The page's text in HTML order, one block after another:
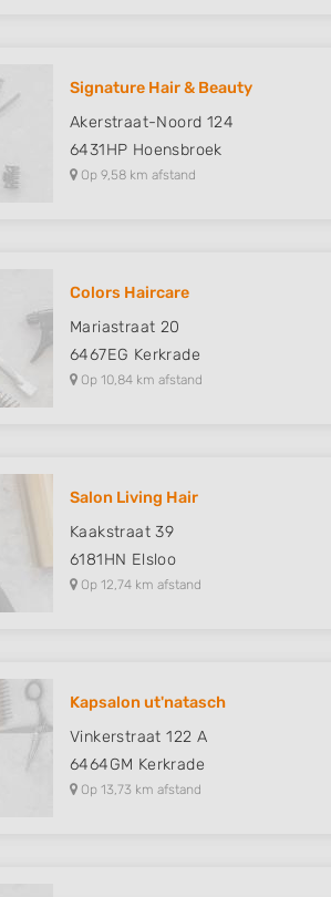
Signature Hair & Beauty
Akerstraat-Noord 124
6431HP Hoensbroek
Op 9,58 km afstand
Colors Haircare
Mariastraat 20
6467EG Kerkrade
Op 10,84 km afstand
Salon Living Hair
Kaakstraat 39
6181HN Elsloo
Op 12,74 km afstand
Kapsalon ut'natasch
Vinkerstraat 122 A
6464GM Kerkrade
Op 13,73 km afstand